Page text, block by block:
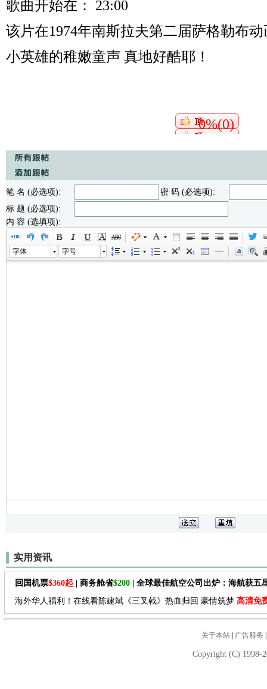
歌曲开始在： 23:00
该片在1974年南斯拉夫第二届萨格勒布
小英雄的稚嫩童声 真地好酷耶！
0%(0)
笔 名 (必选项):
密 码 (必选项):
标 题 (必选项):
内 容 (选填项):
字体 字号
实用资讯
回国机票$360起 | 商务舱省$200 | 全球最佳航空公司出炉：海航获五
海外华人福利！在线看陈建斌《三叉戟》热血归回 豪情筑梦 高清免
关于本站| 广告服务
Copyright (C) 1998-